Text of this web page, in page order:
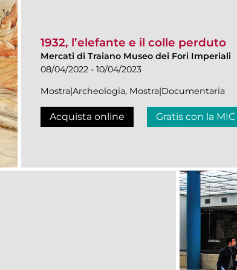
1932, l’elefante e il colle perduto
Mercati di Traiano Museo dei Fori Imperiali
08/04/2022 - 10/04/2023
Mostra|Archeologia, Mostra|Documentaria
Acquista online Gratis con la